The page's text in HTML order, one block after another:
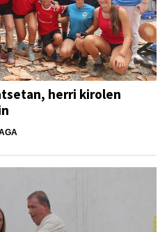
herri kirolen